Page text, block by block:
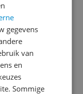
je mening
van je
het schrijven
3 en 10 minuten.
een betere
kans op
gegevens
van
en
Sommige